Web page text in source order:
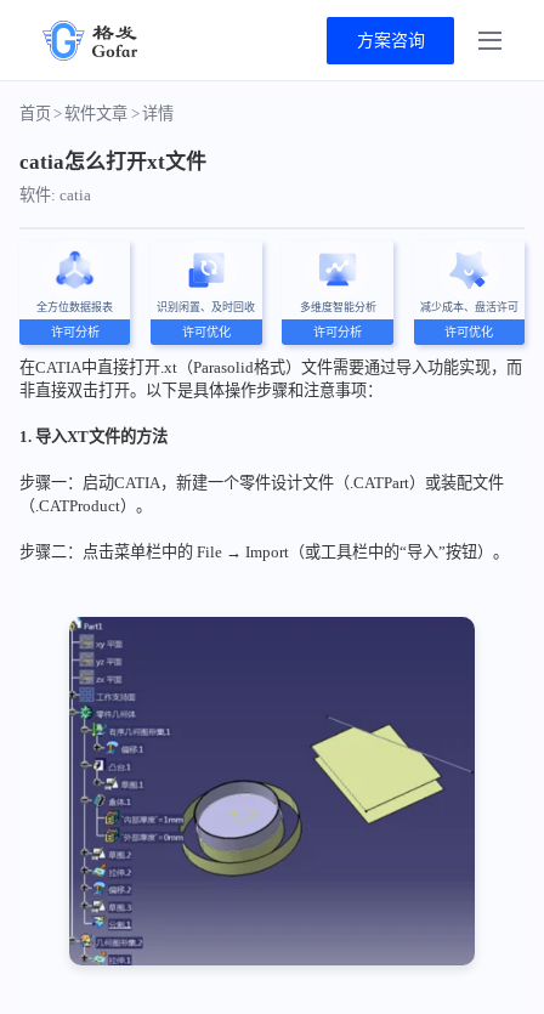
方案咨询
首页>软件文章 >详情
catia怎么打开xt文件
软件: catia
全方位数据报表
许可分析
识别闲置、及时回收
许可优化
多维度智能分析
许可分析
减少成本、盘活许可
许可优化
在CATIA中直接打开.xt（Parasolid格式）文件需要通过导入功能实现，而
非直接双击打开。以下是具体操作步骤和注意事项：
1. 导入XT文件的方法
步骤一：启动CATIA，新建一个零件设计文件（.CATPart）或装配文件
（.CATProduct）。
步骤二：点击菜单栏中的 File → Import（或工具栏中的“导入”按钮）。